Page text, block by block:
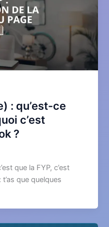
: qu’est-ce
c’est
?
que la FYP, c’est
que quelques